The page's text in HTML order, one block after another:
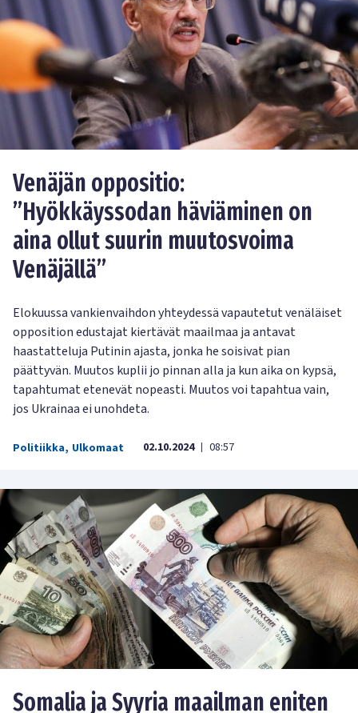
Venäjän oppositio:
”Hyökkäyssodan häviäminen on
aina ollut suurin muutosvoima
Venäjällä”
Elokuussa vankienvaihdon yhteydessä vapautetut venäläiset
opposition edustajat kiertävät maailmaa ja antavat
haastatteluja Putinin ajasta, jonka he soisivat pian
päättyvän. Muutos kuplii jo pinnan alla ja kun aika on kypsä,
tapahtumat etenevät nopeasti. Muutos voi tapahtua vain,
jos Ukrainaa ei unohdeta.
Politiikka, Ulkomaat 02.10.2024 | 08:57
Somalia ja Syyria maailman eniten